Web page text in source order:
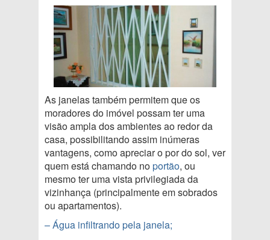
As janelas também permitem que os
moradores do imóvel possam ter uma
visão ampla dos ambientes ao redor da
casa, possibilitando assim inúmeras
vantagens, como apreciar o por do sol, ver
quem está chamando noportão, ou
mesmo ter uma vista privilegiada da
vizinhança (principalmente em sobrados
ou apartamentos).
– Água infiltrando pela janela;